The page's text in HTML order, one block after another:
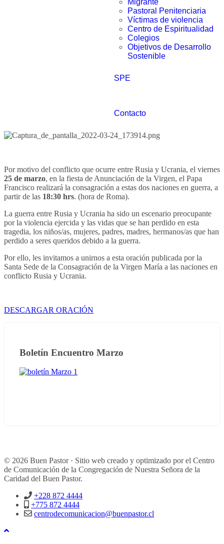
Migrante
Pastoral Penitenciaria
Víctimas de violencia
Centro de Espiritualidad
Colegios
Objetivos de Desarrollo
Sostenible
SPE
Contacto
Por motivo del conflicto que ocurre entre Rusia y Ucrania, el viernes
25 de marzo, en la fiesta de Anunciación de la Virgen, el Papa
Francisco realizará la consagración a estas dos naciones en guerra, a
partir de las 18:30 hrs. (hora de Roma).
La guerra entre Rusia y Ucrania ha sido un escenario preocupante
por la violencia ejercida y las vidas que se han perdido en esta
tragedia, los niños/as, mujeres, padres, madres, hermanos/as que han
perdido a seres queridos debido a la guerra.
Por ello, les invitamos a unirnos a esta oración publicada por la
Santa Sede de la Consagración de la Virgen María a las naciones en
conflicto Rusia y Ucrania.
DESCARGAR ORACIÓN
Boletín Encuentro Marzo
© 2026 Buen Pastor · Sitio web creado y optimizado por el Centro
de Comunicación de la Congregación de Nuestra Señora de la
Caridad del Buen Pastor.
+228 872 4444
+775 872 4444
centrodecomunicacion@buenpastor.cl